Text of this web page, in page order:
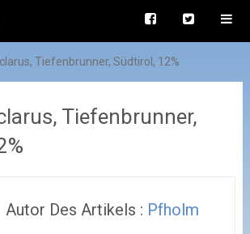
Tiefenbrunner, Südtirol, 12%
Tiefenbrunner,
Autor Des Artikels : Pfholm